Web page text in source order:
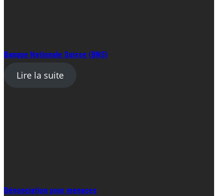
Banque Nationale Suisse (BNS)
Lire la suite
Dénonciation pour menaces